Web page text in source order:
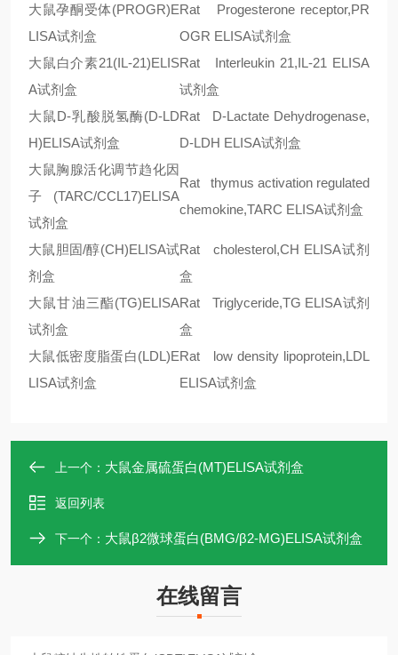
大鼠孕酮受体(PROGR)E
LISA试剂盒
Rat Progesterone receptor,PR
OGR ELISA试剂盒
大鼠白介素21(IL-21)ELIS
A试剂盒
Rat Interleukin 21,IL-21 ELISA
试剂盒
大鼠D-乳酸脱氢酶(D-LD
H)ELISA试剂盒
Rat D-Lactate Dehydrogenase,
D-LDH ELISA试剂盒
大鼠胸腺活化调节趋化因
子 (TARC/CCL17)ELISA
试剂盒
Rat thymus activation regulated
chemokine,TARC ELISA试剂盒
大鼠胆固/醇(CH)ELISA试
剂盒
Rat cholesterol,CH ELISA试剂
盒
大鼠甘油三酯(TG)ELISA
试剂盒
Rat Triglyceride,TG ELISA试剂
盒
大鼠低密度脂蛋白(LDL)E
LISA试剂盒
Rat low density lipoprotein,LDL
ELISA试剂盒
上一个： 大鼠金属硫蛋白(MT)ELISA试剂盒
返回列表
下一个： 大鼠β2微球蛋白(BMG/β2-MG)ELISA试剂盒
在线留言